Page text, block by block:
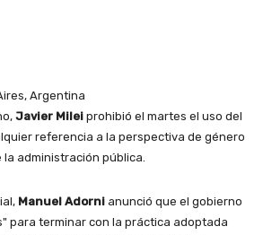
Argentina
Javier Milei prohibió el martes el uso del
referencia a la perspectiva de género
administración pública.
Manuel Adorni anunció que el gobierno
para terminar con la práctica adoptada